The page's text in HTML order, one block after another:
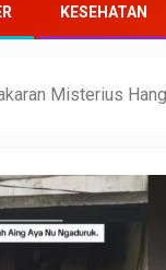
KESEHATAN
Misterius